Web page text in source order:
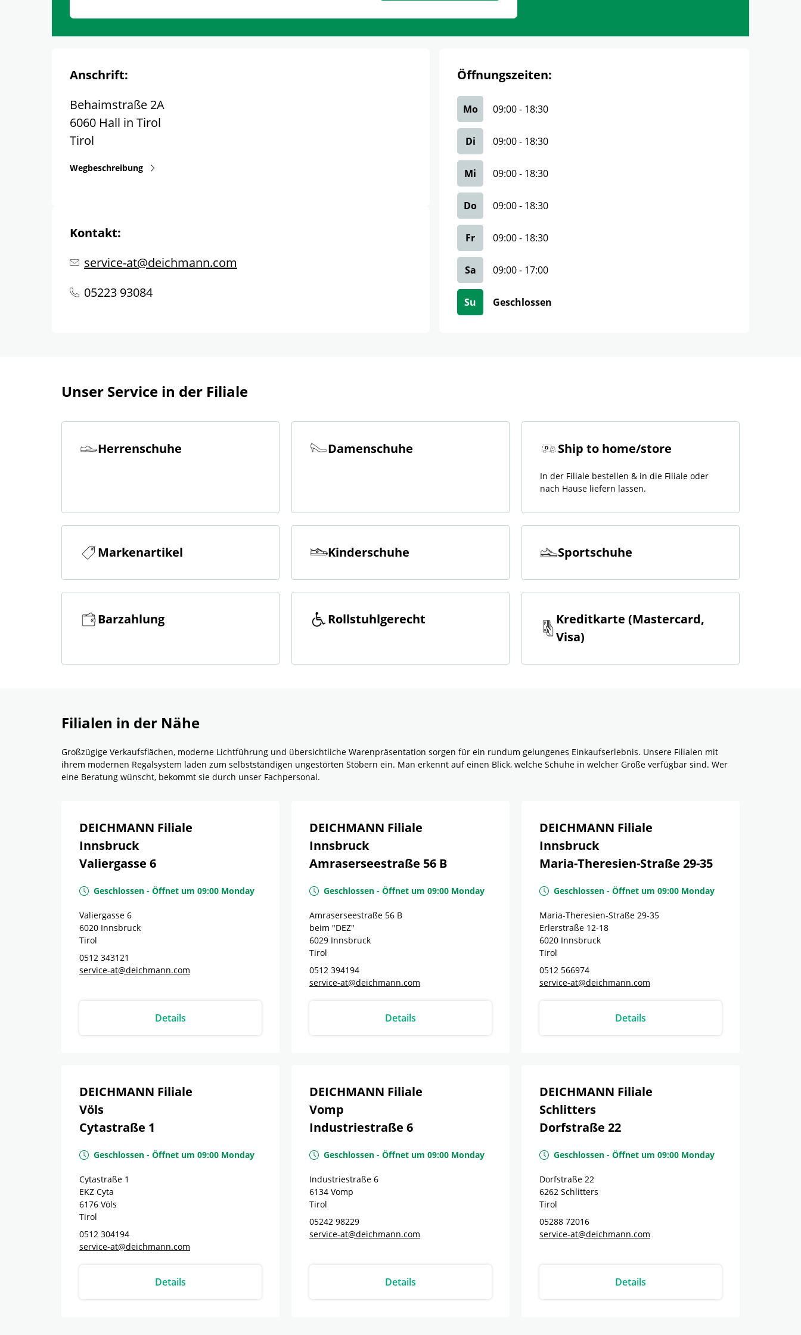
Anschrift:
Behaimstraße 2A
6060 Hall in Tirol
Tirol
Wegbeschreibung
Kontakt:
service-at@deichmann.com
05223 93084
Öffnungszeiten:
Mo 09:00- 18:30
Di 09:00- 18:30
Mi 09:00- 18:30
Do 09:00- 18:30
Fr 09:00- 18:30
Sa 09:00- 17:00
Su Geschlossen
Unser Service in der Filiale
Herrenschuhe Damenschuhe Ship to home/store
In der Filiale bestellen & in die Filiale oder
nach Hause liefern lassen.
Markenartikel Kinderschuhe Sportschuhe
Barzahlung Rollstuhlgerecht
Kreditkarte (Mastercard,
Visa)
Filialen in der Nähe
Großzügige Verkaufsflächen, moderne Lichtführung und übersichtliche Warenpräsentation sorgen für ein rundum gelungenes Einkaufserlebnis. Unsere Filialen mit
ihrem modernen Regalsystem laden zum selbstständigen ungestörten Stöbern ein. Man erkennt auf einen Blick, welche Schuhe in welcher Größe verfügbar sind. Wer
eine Beratung wünscht, bekommt sie durch unser Fachpersonal.
DEICHMANN Filiale
Innsbruck
Valiergasse 6
Geschlossen - Öffnet um 09:00 Monday
Valiergasse 6
6020 Innsbruck
Tirol
0512 343121
service-at@deichmann.com
Details
DEICHMANN Filiale
Innsbruck
Amraserseestraße 56 B
Geschlossen - Öffnet um 09:00 Monday
Amraserseestraße 56 B
beim "DEZ"
6029 Innsbruck
Tirol
0512 394194
service-at@deichmann.com
Details
DEICHMANN Filiale
Innsbruck
Maria-Theresien-Straße 29-35
Geschlossen - Öffnet um 09:00 Monday
Maria-Theresien-Straße 29-35
Erlerstraße 12-18
6020 Innsbruck
Tirol
0512 566974
service-at@deichmann.com
Details
DEICHMANN Filiale
Völs
Cytastraße 1
Geschlossen - Öffnet um 09:00 Monday
Cytastraße 1
EKZ Cyta
6176 Völs
Tirol
0512 304194
service-at@deichmann.com
Details
DEICHMANN Filiale
Vomp
Industriestraße 6
Geschlossen - Öffnet um 09:00 Monday
Industriestraße 6
6134 Vomp
Tirol
05242 98229
service-at@deichmann.com
Details
DEICHMANN Filiale
Schlitters
Dorfstraße 22
Geschlossen - Öffnet um 09:00 Monday
Dorfstraße 22
6262 Schlitters
Tirol
05288 72016
service-at@deichmann.com
Details